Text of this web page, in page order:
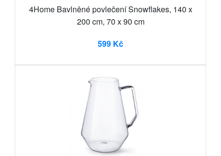
4Home Bavlněné povlečení Snowflakes, 140 x
200 cm, 70 x 90 cm
599 Kč